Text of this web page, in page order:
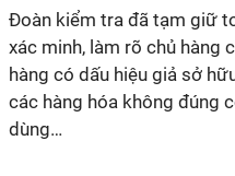
Đoàn kiểm tra đã tạm giữ
xác minh, làm rõ chủ hàng
hàng có dấu hiệu giả sở
các hàng hóa không đúng
dùng…